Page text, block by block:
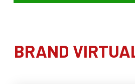
BRAND